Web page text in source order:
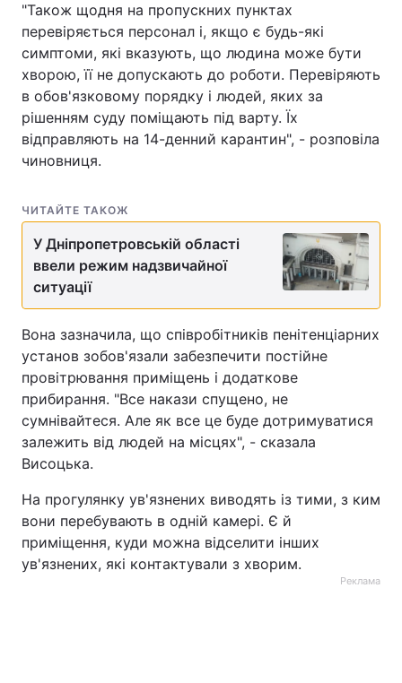
"Також щодня на пропускних пунктах
перевіряється персонал і, якщо є будь-які
симптоми, які вказують, що людина може бути
хворою, її не допускають до роботи. Перевіряють
в обов'язковому порядку і людей, яких за
рішенням суду поміщають під варту. Їх
відправляють на 14-денний карантин", - розповіла
чиновниця.
ЧИТАЙТЕ ТАКОЖ
У Дніпропетровській області
ввели режим надзвичайної
ситуації
Вона зазначила, що співробітників пенітенціарних
установ зобов'язали забезпечити постійне
провітрювання приміщень і додаткове
прибирання. "Все накази спущено, не
сумнівайтеся. Але як все це буде дотримуватися
залежить від людей на місцях", - сказала
Висоцька.
На прогулянку ув'язнених виводять із тими, з ким
вони перебувають в одній камері. Є й
приміщення, куди можна відселити інших
ув'язнених, які контактували з хворим.
Реклама